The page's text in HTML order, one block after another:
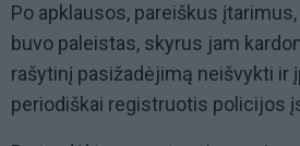
Po apklausos, pareiškus
buvo paleistas, skyrus jam
rašytinį pasižadėjimą neišvykti ir
periodiškai registruotis policijos